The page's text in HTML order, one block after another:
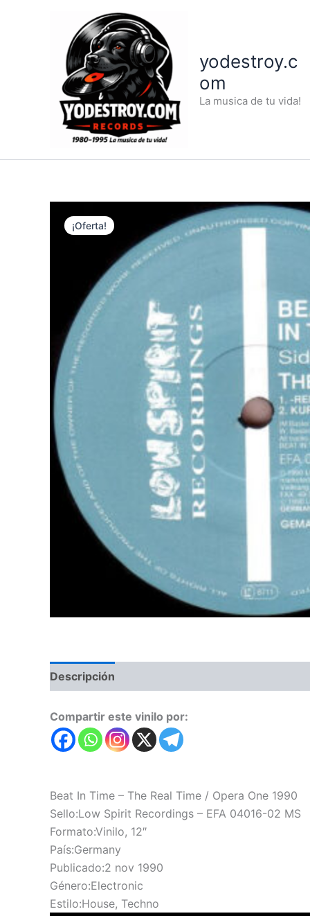
yodestroy.c
om
La musica de tu vida!
¡Oferta!
Descripción
Compartir este vinilo por:
Beat In Time – The Real Time / Opera One 1990
Sello:Low Spirit Recordings – EFA 04016-02 MS
Formato:Vinilo, 12″
País:Germany
Publicado:2 nov 1990
Género:Electronic
Estilo:House, Techno